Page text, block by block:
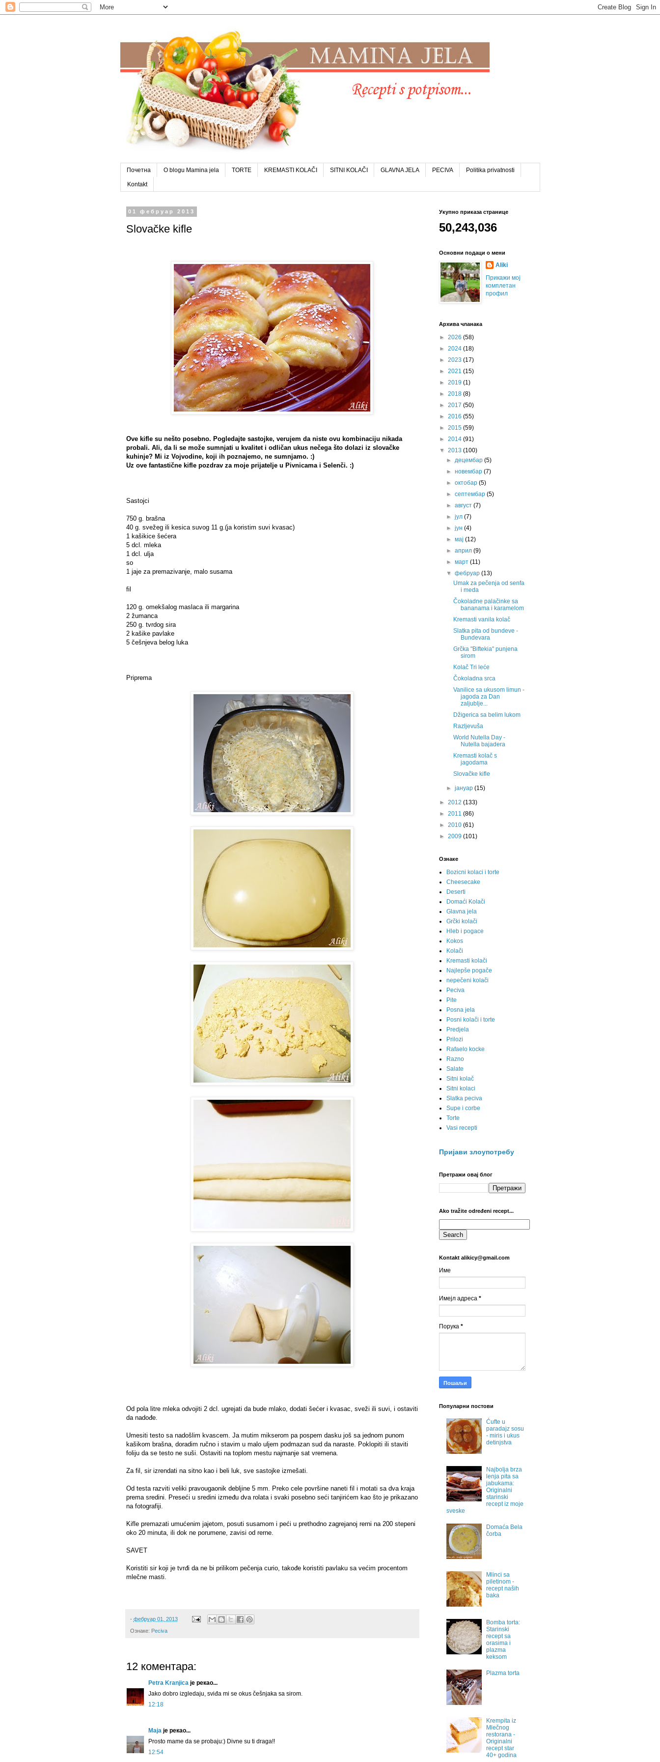
Почетна O blogu Mamina jela TORTE KREMASTI KOLAČI SITNI KOLAČI GLAVNA JELA PECIVA Politika privatnosti
Kontakt
01 фебруар 2013
Slovačke kifle
Ove kifle su nešto posebno. Pogledajte sastojke, verujem da niste ovu kombinaciju nikada
probali. Ali, da li se može sumnjati u kvalitet i odličan ukus nečega što dolazi iz slovačke
kuhinje? Mi iz Vojvodine, koji ih poznajemo, ne sumnjamo. :)
Uz ove fantastične kifle pozdrav za moje prijatelje u Pivnicama i Selenči. :)
Sastojci
750 g. brašna
40 g. svežeg ili kesica suvog 11 g.(ja koristim suvi kvasac)
1 kašikice šećera
5 dcl. mleka
1 dcl. ulja
so
1 jaje za premazivanje, malo susama
fil
120 g. omekšalog maslaca ili margarina
2 žumanca
250 g. tvrdog sira
2 kašike pavlake
5 češnjeva belog luka
Priprema
Od pola litre mleka odvojiti 2 dcl. ugrejati da bude mlako, dodati šećer i kvasac, sveži ili suvi, i ostaviti
da nadođe.
Umesiti testo sa nadošlim kvascem. Ja mutim mikserom pa pospem dasku još sa jednom punom
kašikom brašna, doradim ručno i stavim u malo uljem podmazan sud da naraste. Poklopiti ili staviti
foliju da se testo ne suši. Ostaviti na toplom mestu najmanje sat vremena.
Za fil, sir izrendati na sitno kao i beli luk, sve sastojke izmešati.
Od testa razviti veliki pravougaonik debljine 5 mm. Preko cele površine naneti fil i motati sa dva kraja
prema sredini. Preseći u sredini između dva rolata i svaki posebno seći tanjirićem kao što je prikazano
na fotografiji.
Kifle premazati umućenim jajetom, posuti susamom i peći u prethodno zagrejanoj rerni na 200 stepeni
oko 20 minuta, ili dok ne porumene, zavisi od rerne.
SAVET
Koristiti sir koji je tvrđi da ne bi prilikom pečenja curio, takođe koristiti pavlaku sa većim procentom
mlečne masti.
- фебруар 01, 2013
Ознаке: Peciva
12 коментара:
Petra Kranjicaје рекао...
Jako dobro izgledaju, sviđa mi se okus češnjaka sa sirom.
12:18
Majaје рекао...
Prosto mame da se probaju:) Divne su ti draga!!
12:54
Укупно приказа странице
50,243,036
Основни подаци о мени
Aliki
Прикажи мој
комплетан
профил
Архива чланака
► 2026 (58)
► 2024 (18)
► 2023 (17)
► 2021 (15)
► 2019 (1)
► 2018 (8)
► 2017 (50)
► 2016 (55)
► 2015 (59)
► 2014 (91)
▼ 2013 (100)
► децембар (5)
► новембар (7)
► октобар (5)
► септембар (5)
► август (7)
► јул (7)
► јун (4)
► мај (12)
► април (9)
► март (11)
▼ фебруар (13)
Umak za pečenja od senfa
i meda
Čokoladne palačinke sa
bananama i karamelom
Kremasti vanila kolač
Slatka pita od bundeve -
Bundevara
Grčka "Biftekia" punjena
sirom
Kolač Tri leće
Čokoladna srca
Vanilice sa ukusom limun -
jagoda za Dan
zaljublje...
Džigerica sa belim lukom
Razljevuša
World Nutella Day -
Nutella bajadera
Kremasti kolač s
jagodama
Slovačke kifle
► јануар (15)
► 2012 (133)
► 2011 (86)
► 2010 (61)
► 2009 (101)
Ознаке
Bozicni kolaci i torte
Cheesecake
Deserti
Domaći Kolači
Glavna jela
Grčki kolači
Hleb i pogace
Kokos
Kolači
Kremasti kolači
Najlepše pogače
nepečeni kolači
Peciva
Pite
Posna jela
Posni kolači i torte
Predjela
Prilozi
Rafaelo kocke
Razno
Salate
Sitni kolač
Sitni kolaci
Slatka peciva
Supe i corbe
Torte
Vasi recepti
Пријави злоупотребу
Претражи овај блог
Ako tražite određeni recept...
Kontakt alikicy@gmail.com
Име
Имејл адреса *
Порука *
Популарни постови
Ćufte u
paradajz sosu
- miris i ukus
detinjstva
Najbolja brza
lenja pita sa
jabukama:
Originalni
starinski
recept iz moje
sveske
Domaća Bela
čorba
Mlinci sa
piletinom -
recept naših
baka
Bomba torta:
Starinski
recept sa
orasima i
plazma
keksom
Plazma torta
Krempita iz
Mlečnog
restorana -
Originalni
recept star
40+ godina